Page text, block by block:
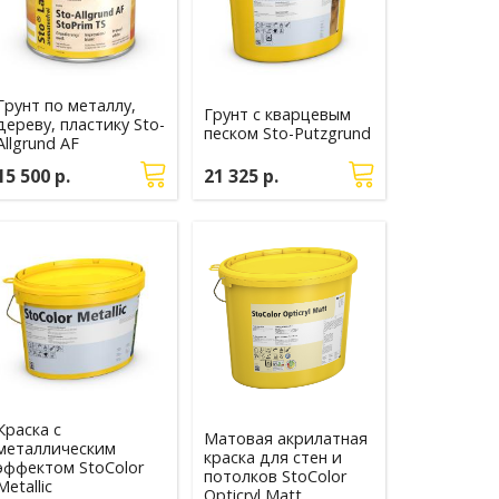
по металлу,
пластику Sto-
AF
500 р.
Грунт с кварцевым
песком Sto-Putzgrund
21 325 р.
с
StoColor
Матовая акрилатная
краска для стен и
потолков StoColor